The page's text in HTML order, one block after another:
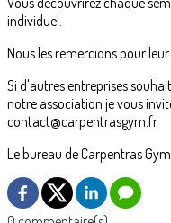
individuel.
Nous les remercions pour
Si d'autres entreprises
notre association je vous
contact@carpentrasgym.fr
Le bureau de Carpentras